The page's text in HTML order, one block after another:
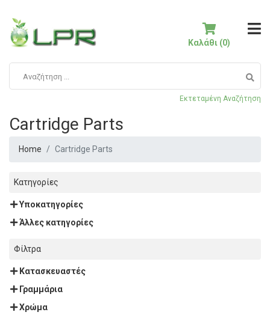
Εκτεταμένη Αναζήτηση
Καλάθι (0)
Cartridge Parts
Home Cartridge Parts
Κατηγορίες
Υποκατηγορίες
Άλλες κατηγορίες
Φίλτρα
Κατασκευαστές
Γραμμάρια
Χρώμα